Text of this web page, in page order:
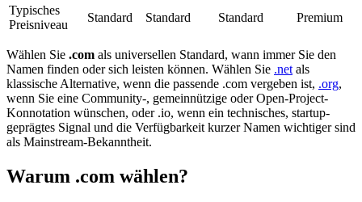
Typisches
Preisniveau
Standard Standard Standard Premium
Wählen Sie .com als universellen Standard, wann immer Sie den
Namen finden oder sich leisten können. Wählen Sie .net als
klassische Alternative, wenn die passende .com vergeben ist, .org,
wenn Sie eine Community-, gemeinnützige oder Open-Project-
Konnotation wünschen, oder .io, wenn ein technisches, startup-
geprägtes Signal und die Verfügbarkeit kurzer Namen wichtiger sind
als Mainstream-Bekanntheit.
Warum .com wählen?